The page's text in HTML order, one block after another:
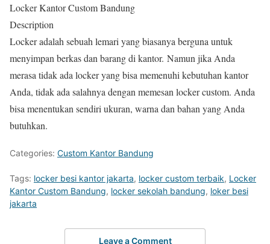
Locker Kantor Custom Bandung
Description
Locker adalah sebuah lemari yang biasanya berguna untuk
menyimpan berkas dan barang di kantor. Namun jika Anda
merasa tidak ada locker yang bisa memenuhi kebutuhan kantor
Anda, tidak ada salahnya dengan memesan locker custom. Anda
bisa menentukan sendiri ukuran, warna dan bahan yang Anda
butuhkan.
Categories: Custom Kantor Bandung
Tags: locker besi kantor jakarta, locker custom terbaik, Locker
Kantor Custom Bandung, locker sekolah bandung, loker besi
jakarta
Leave a Comment